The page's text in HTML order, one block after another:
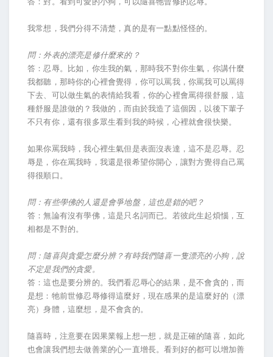
我常想，我們分得不清楚，真的是有一點點怪怪的。
問：外表的漂亮是修什麼來的？
答：忍辱。比如，你生我的氣，那時我不對你生氣，你講什麼
我都聽，那時你的心裡會覺得，你可以罵我，你罵我可以罵得
下去、可以做生氣的表情給我看，你的心裡會罵得很舒服，這
種舒服是誰做的？我做的，而由於我造了這個因，以後下輩子
不只有你，還有很多眾生看到我的時候，心裡就會很快樂。
如果你罵我時，我心裡生氣但是表面沒表達，這不是忍辱。忍
辱是，你在罵我時，我還是很希望你開心，讓對方覺得自己罵
得很順口。
問：有些學佛的人還是會爭地盤，這也是錯的吧？
答：無論有沒有學佛，這是只名詞而已。若彼此生起煩惱，互
相都是不對的。
問：隨喜與貪愛怎麼分辨？有時我們隨喜一隻漂亮的小狗，說
不定是我們的貪愛。
答：這也是要分辨的。我們看忍辱心的結果，是不會貪的，而
是想：牠前世修忍辱修得這麼好，現在感果的是這麼好的（漂
亮）身體，這麼想，是不會貪的。
隨喜時，注意要在因果業報上想一想，就是正確的隨喜，如此
也會讓我們想去做善業的心一直增長。看到好的都可以增加善